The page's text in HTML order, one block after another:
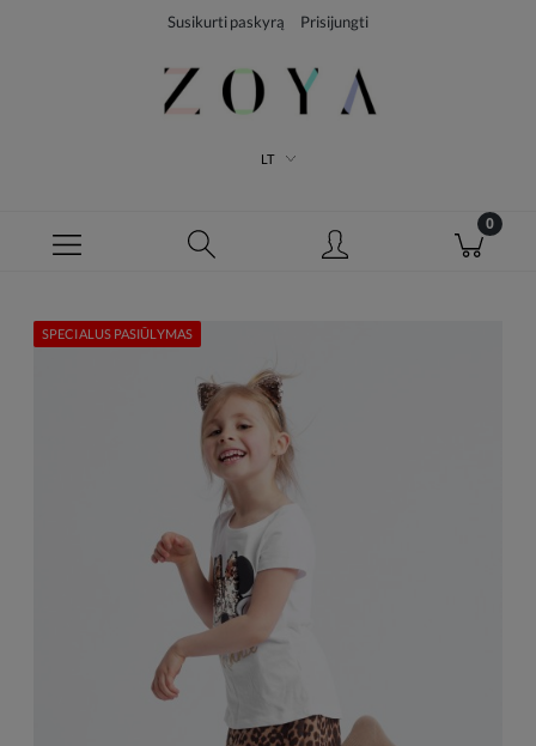
Susikurti paskyrą Prisijungti
LT
SPECIALUS PASIŪLYMAS